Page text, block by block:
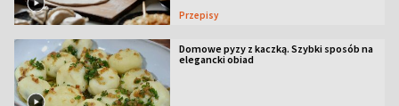
Przepisy
Domowe pyzy z kaczką. Szybki sposób na
elegancki obiad